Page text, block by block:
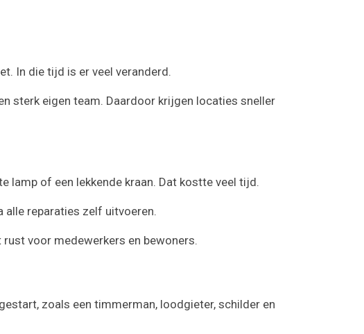
In die tijd is er veel veranderd.
sterk eigen team. Daardoor krijgen locaties sneller
lamp of een lekkende kraan. Dat kostte veel tijd.
alle reparaties zelf uitvoeren.
voor medewerkers en bewoners.
zoals een timmerman, loodgieter, schilder en